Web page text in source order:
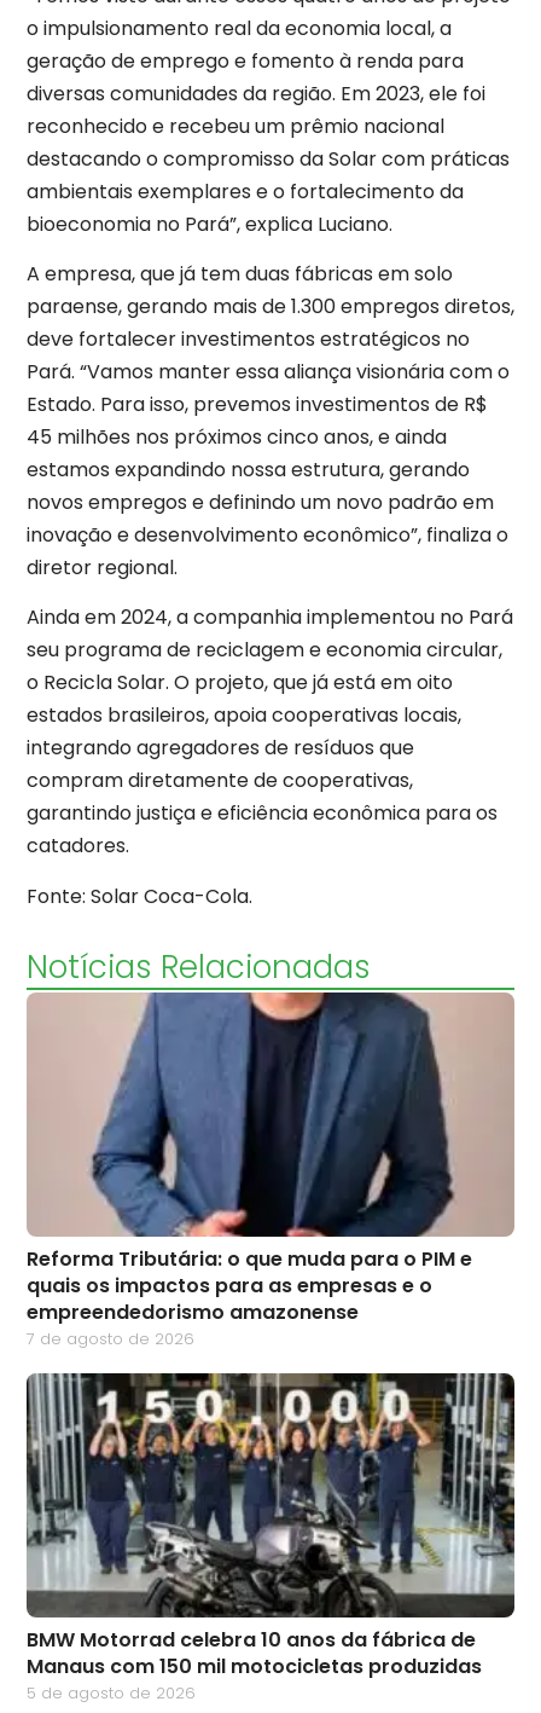
o impulsionamento real da economia local, a
geração de emprego e fomento à renda para
diversas comunidades da região. Em 2023, ele foi
reconhecido e recebeu um prêmio nacional
destacando o compromisso da Solar com práticas
ambientais exemplares e o fortalecimento da
bioeconomia no Pará”, explica Luciano.
A empresa, que já tem duas fábricas em solo
paraense, gerando mais de 1.300 empregos diretos,
deve fortalecer investimentos estratégicos no
Pará. “Vamos manter essa aliança visionária com o
Estado. Para isso, prevemos investimentos de R$
45 milhões nos próximos cinco anos, e ainda
estamos expandindo nossa estrutura, gerando
novos empregos e definindo um novo padrão em
inovação e desenvolvimento econômico”, finaliza o
diretor regional.
Ainda em 2024, a companhia implementou no Pará
seu programa de reciclagem e economia circular,
o Recicla Solar. O projeto, que já está em oito
estados brasileiros, apoia cooperativas locais,
integrando agregadores de resíduos que
compram diretamente de cooperativas,
garantindo justiça e eficiência econômica para os
catadores.
Fonte: Solar Coca-Cola.
Notícias Relacionadas
Reforma Tributária: o que muda para o PIM e
quais os impactos para as empresas e o
empreendedorismo amazonense
7 de agosto de 2026
BMW Motorrad celebra 10 anos da fábrica de
Manaus com 150 mil motocicletas produzidas
5 de agosto de 2026